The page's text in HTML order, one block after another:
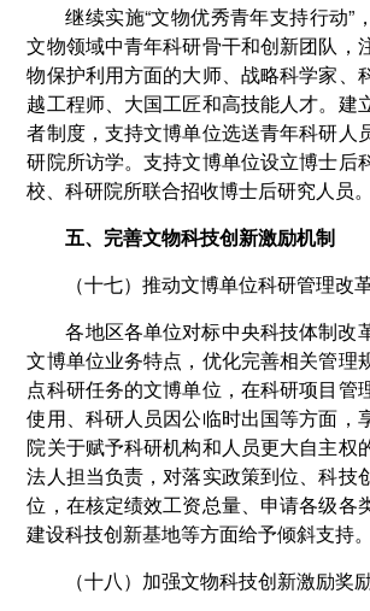
继续实施“文物优秀青年支持行动”
文物领域中青年科研骨干和创新团队，
物保护利用方面的大师、战略科学家、
越工程师、大国工匠和高技能人才。建
者制度，支持文博单位选送青年科研人
研院所访学。支持文博单位设立博士后
校、科研院所联合招收博士后研究人员。
五、完善文物科技创新激励机制
（十七）推动文博单位科研管理改
各地区各单位对标中央科技体制改
文博单位业务特点，优化完善相关管理
点科研任务的文博单位，在科研项目管
使用、科研人员因公临时出国等方面，
院关于赋予科研机构和人员更大自主权
法人担当负责，对落实政策到位、科技
位，在核定绩效工资总量、申请各级各
建设科技创新基地等方面给予倾斜支持。
（十八）加强文物科技创新激励奖